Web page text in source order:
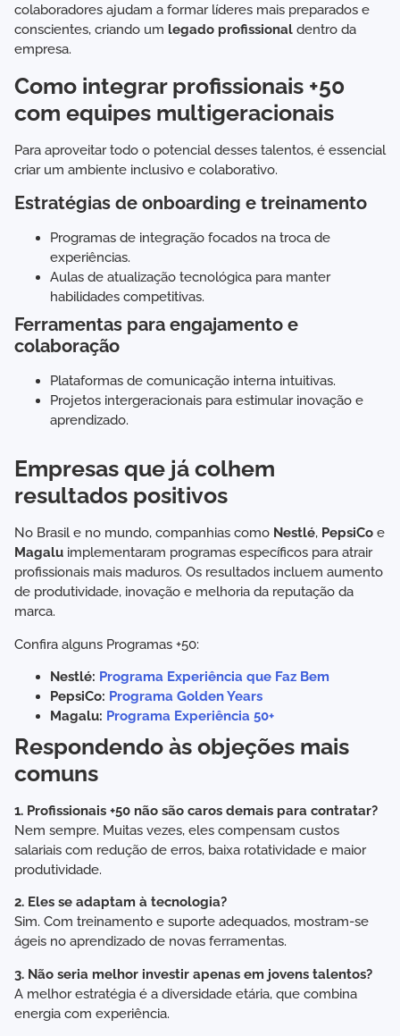
colaboradores ajudam a formar líderes mais preparados e
conscientes, criando um legado profissional dentro da
empresa.
Como integrar profissionais +50
com equipes multigeracionais
Para aproveitar todo o potencial desses talentos, é essencial
criar um ambiente inclusivo e colaborativo.
Estratégias de onboarding e treinamento
Programas de integração focados na troca de
experiências.
Aulas de atualização tecnológica para manter
habilidades competitivas.
Ferramentas para engajamento e
colaboração
Plataformas de comunicação interna intuitivas.
Projetos intergeracionais para estimular inovação e
aprendizado.
Empresas que já colhem
resultados positivos
No Brasil e no mundo, companhias como Nestlé, PepsiCo e
Magalu implementaram programas específicos para atrair
profissionais mais maduros. Os resultados incluem aumento
de produtividade, inovação e melhoria da reputação da
marca.
Confira alguns Programas +50:
Nestlé: Programa Experiência que Faz Bem
PepsiCo: Programa Golden Years
Magalu: Programa Experiência 50+
Respondendo às objeções mais
comuns
1. Profissionais +50 não são caros demais para contratar?
Nem sempre. Muitas vezes, eles compensam custos
salariais com redução de erros, baixa rotatividade e maior
produtividade.
2. Eles se adaptam à tecnologia?
Sim. Com treinamento e suporte adequados, mostram-se
ágeis no aprendizado de novas ferramentas.
3. Não seria melhor investir apenas em jovens talentos?
A melhor estratégia é a diversidade etária, que combina
energia com experiência.